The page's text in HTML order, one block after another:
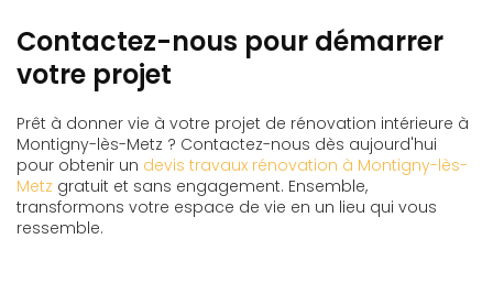
Contactez-nous pour démarrer
votre projet
Prêt à donner vie à votre projet de rénovation intérieure à
Montigny-lès-Metz ? Contactez-nous dès aujourd'hui
pour obtenir un devis travaux rénovation à Montigny-lès-
Metz gratuit et sans engagement. Ensemble,
transformons votre espace de vie en un lieu qui vous
ressemble.